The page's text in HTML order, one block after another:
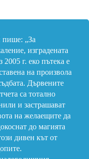
пише: „За
изградената
2005 г. еко пътека е
на произвола
Дървените
са тотално
и застрашават
на желаещите да
до магията
дивен кът от